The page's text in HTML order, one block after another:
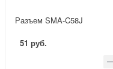
Разъем SMA-C58J
51 руб.